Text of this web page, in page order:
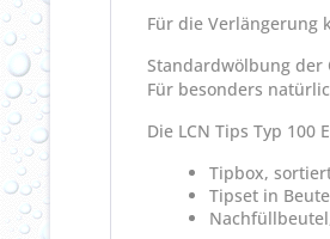
Für die Verlängerung
Standardwölbung der
Für besonders
Die LCN Tips Typ
Tipbox,
Tipset in